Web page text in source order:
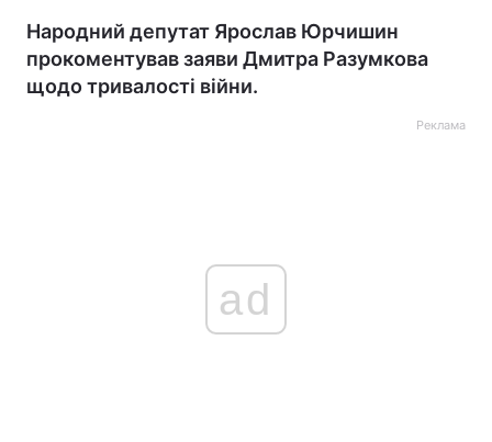
Народний депутат Ярослав Юрчишин
прокоментував заяви Дмитра Разумкова
щодо тривалості війни.
Реклама
ad